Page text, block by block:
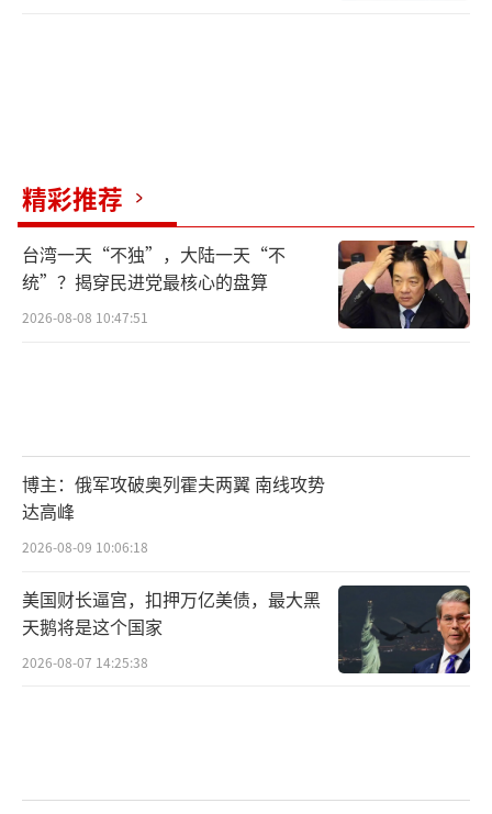
精彩推荐
台湾一天“不独”，大陆一天“不
统”？揭穿民进党最核心的盘算
2026-08-08 10:47:51
博主：俄军攻破奥列霍夫两翼 南线攻势
达高峰
2026-08-09 10:06:18
美国财长逼宫，扣押万亿美债，最大黑
天鹅将是这个国家
2026-08-07 14:25:38